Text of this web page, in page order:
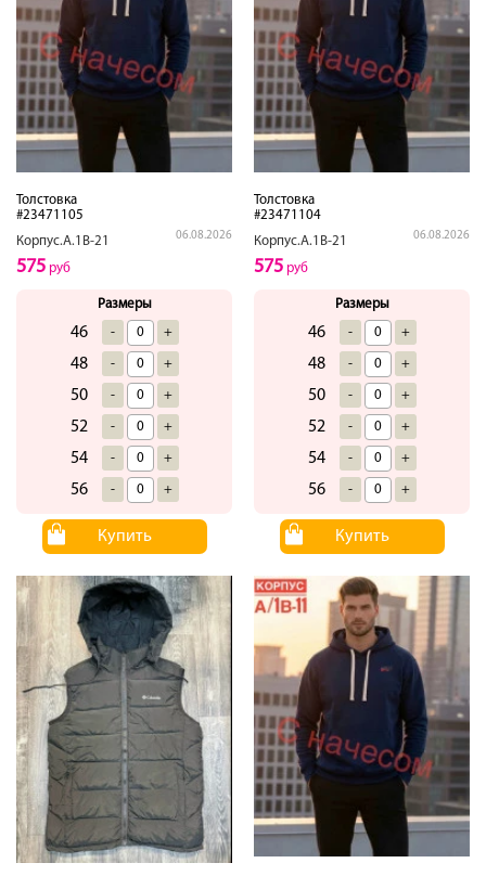
Толстовка
#23471105
Корпус.А.1В-21
06.08.2026
575 руб
Размеры
46 - +
48 - +
50 - +
52 - +
54 - +
56 - +
Купить
Толстовка
#23471104
Корпус.А.1В-21
06.08.2026
575 руб
Размеры
46 - +
48 - +
50 - +
52 - +
54 - +
56 - +
Купить